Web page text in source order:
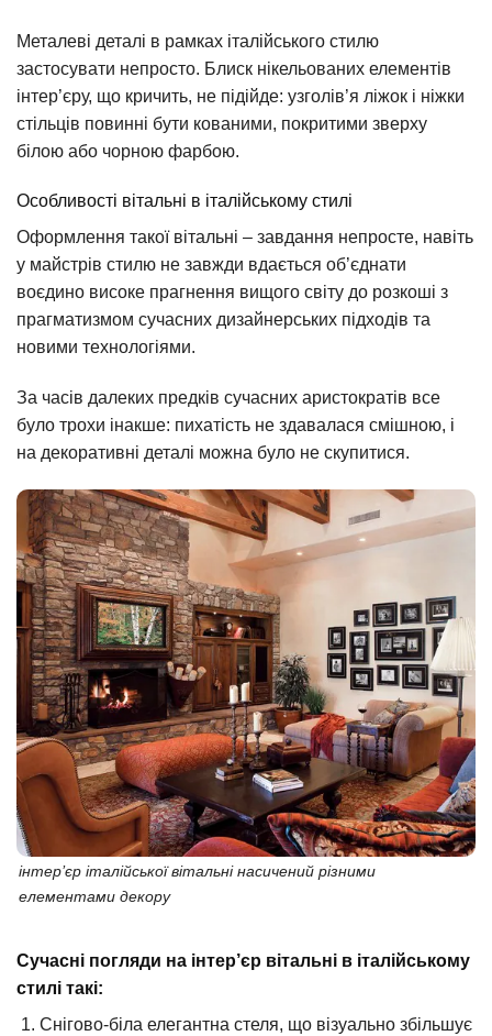
Металеві деталі в рамках італійського стилю
застосувати непросто. Блиск нікельованих елементів
інтер’єру, що кричить, не підійде: узголів’я ліжок і ніжки
стільців повинні бути кованими, покритими зверху
білою або чорною фарбою.
Особливості вітальні в італійському стилі
Оформлення такої вітальні – завдання непросте, навіть
у майстрів стилю не завжди вдається об’єднати
воєдино високе прагнення вищого світу до розкоші з
прагматизмом сучасних дизайнерських підходів та
новими технологіями.
За часів далеких предків сучасних аристократів все
було трохи інакше: пихатість не здавалася смішною, і
на декоративні деталі можна було не скупитися.
інтер’єр італійської вітальні насичений різними
елементами декору
Сучасні погляди на інтер’єр вітальні в італійському
стилі такі:
Снігово-біла елегантна стеля, що візуально збільшує